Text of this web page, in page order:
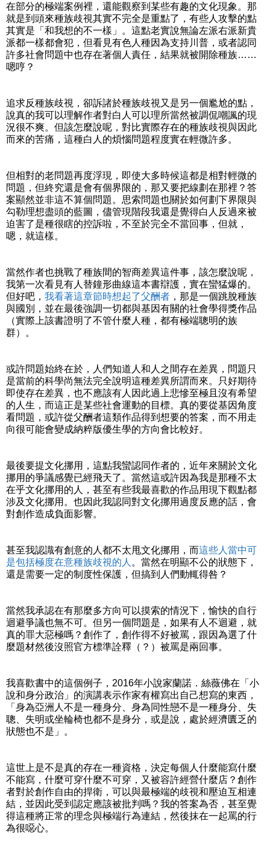
在部分的極端案例裡，還能觀察到某些有趣的文化現象。那
就是到頭來種族歧視其實不完全是重點了，有些人攻擊的點
其實是「和我想的不一樣」。這點老實說無論左派右派新貴
派都一樣都會犯，但看見有色人種因為支持川普，或者認同
許多社會問題中也存在著個人責任，結果就被開除種族……
嗯哼？
追求反種族歧視，卻訴諸於種族歧視又是另一個尷尬的點，
說真的我可以理解作者對白人可以理所當然被調侃嘲諷的現
況很不爽。但該怎麼說呢，對比實際存在的種族歧視與因此
而來的苦痛，這種白人的煩惱問題程度實在輕微許多。
但相對的老問題再度浮現，即使大多時候這都是相對輕微的
問題，但終究還是會有個界限的，那又要把線劃在那裡？答
案顯然並非這不算個問題。思索問題也關於如何劃下界限與
勾勒理想盡頭的藍圖，儘管現階段我還是覺得白人反過來被
迫害了是種很瞎的控訴啦，不至於完全不當回事，但就，
嗯，就這樣。
當然作者也挑戰了種族間的智商差異這件事，該怎麼說呢，
我第一次看見有人替鐘形曲線這本書辯護，實在蠻猛爆的。
但好吧， 我看著這章節時想起了父酬者 ，那是一個跳脫種族
與國別，並在最後強調一切都與基因有關的社會學得獎作品
（實際上該書證明了不管什麼人種，都有極端聰明的族
群）。
或許問題始終在於，人們知道人和人之間存在差異，問題只
是當前的科學尚無法完全說明這種差異所謂而來。只好期待
即使存在差異，也不應該有人因此過上悲慘至極且沒有希望
的人生，而這正是某些社會運動的目標。真的要從基因角度
看問題，或許從父酬者這類作品得到想要的答案，而不用走
向很可能會變成納粹版優生學的方向會比較好。
最後要提文化挪用，這點我蠻認同作者的，近年來關於文化
挪用的爭議感覺已經飛天了。當然這或許因為我是那種不太
在乎文化挪用的人，甚至有些我最喜歡的作品用現下觀點都
涉及文化挪用。也因此我認同對文化挪用過度反應的話，會
對創作造成負面影響。
甚至我認識有創意的人都不太甩文化挪用，而這些人當中可
是包括極度在意種族歧視的人 。當然在明顯不公的狀態下，
還是需要一定的制度性保護，但搞到人們動輒得咎？
當然我承認在有那麼多方向可以摸索的情況下，愉快的自行
迴避爭議也無不可。但另一個問題是，如果有人不迴避，就
真的罪大惡極嗎？創作了，創作得不好被罵，跟因為選了什
麼題材然後沒照官方標準詮釋（？）被罵是兩回事。
我喜歡書中的這個例子，2016年小說家蘭諾．絲薇佛在「小
說和身分政治」的演講表示作家有權寫出自己想寫的東西，
「身為亞洲人不是一種身分、身為同性戀不是一種身分、失
聰、失明或坐輪椅也都不是身分，或是說，處於經濟匱乏的
狀態也不是」。
這世上是不是真的存在一種資格，決定每個人什麼能寫什麼
不能寫，什麼可穿什麼不可穿，又被容許經營什麼店？創作
者對於創作自由的捍衛，可以與最極端的歧視和壓迫互相連
結，並因此受到認定應該被批判嗎？我的答案為否，甚至覺
得這種將正常的理念與極端行為連結，然後抹在一起罵的行
為很噁心。